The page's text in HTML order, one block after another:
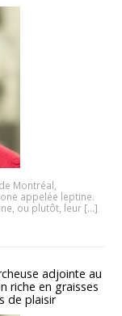
Montréal,
appelée leptine.
ou plutôt, leur […]
adjointe au
riche en graisses
de plaisir